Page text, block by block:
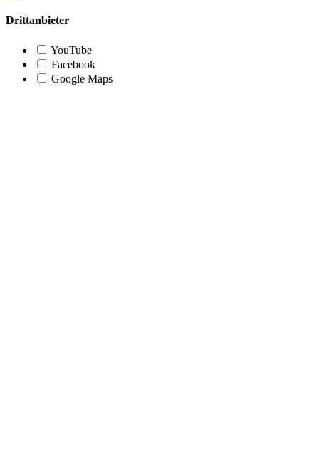
Drittanbieter
YouTube
Facebook
Google Maps